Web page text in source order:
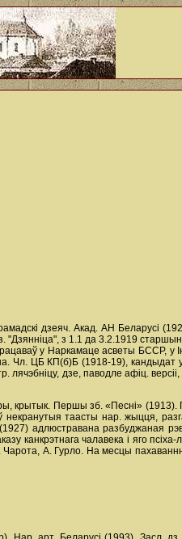
дзеяч. Акад. АН Беларусі
"Дзянніца", з 1.1 да 3.2.1919
у Наркамаце асветы БССР, у
Чл. ЦБ КП(б)Б (1918-19),
дзе, паводле афіц.
крытык. Першы зб. «Песні» (1913).
таасты нар. жыцця,
адлюстравана разбуджаная
канкрэтнага чалавека і яго
Чарота, А. Гурло. На месцы